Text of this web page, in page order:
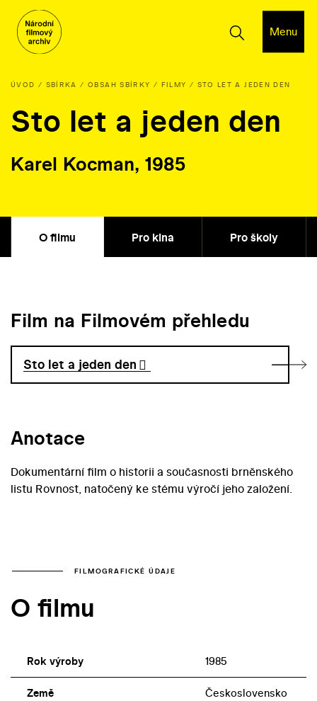
Menu
ÚVOD SBÍRKA OBSAH SBÍRKY FILMY STO LET A JEDEN DEN
Sto let a jeden den
Karel Kocman, 1985
O filmu Pro kina Pro školy
Film na Filmovém přehledu
Sto let a jeden den
Anotace
Dokumentární film o historii a současnosti brněnského
listu Rovnost, natočený ke stému výročí jeho založení.
FILMOGRAFICKÉ ÚDAJE
O filmu
Rok výroby 1985
Země Československo